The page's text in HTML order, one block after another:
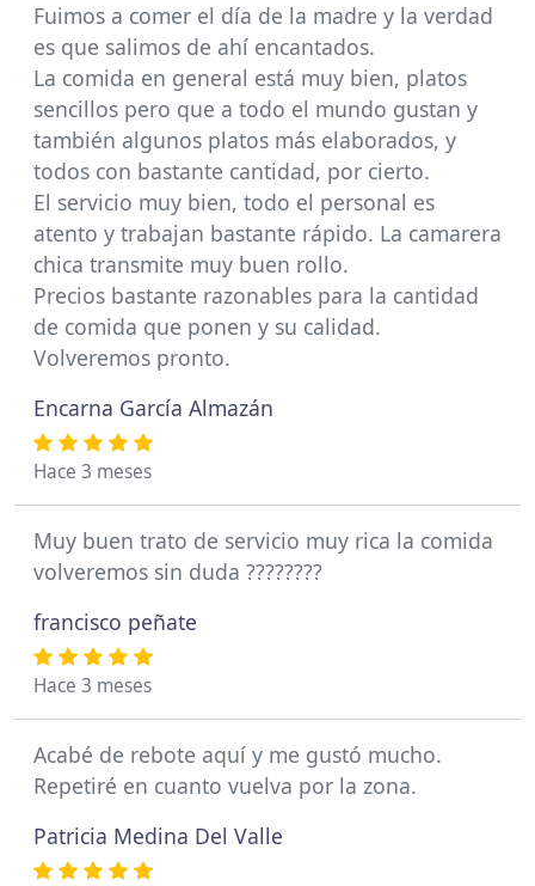
Fuimos a comer el día de la madre y la verdad
es que salimos de ahí encantados.
La comida en general está muy bien, platos
sencillos pero que a todo el mundo gustan y
también algunos platos más elaborados, y
todos con bastante cantidad, por cierto.
El servicio muy bien, todo el personal es
atento y trabajan bastante rápido. La camarera
chica transmite muy buen rollo.
Precios bastante razonables para la cantidad
de comida que ponen y su calidad.
Volveremos pronto.
Encarna García Almazán
Hace 3 meses
Muy buen trato de servicio muy rica la comida
volveremos sin duda ????????
francisco peñate
Hace 3 meses
Acabé de rebote aquí y me gustó mucho.
Repetiré en cuanto vuelva por la zona.
Patricia Medina Del Valle